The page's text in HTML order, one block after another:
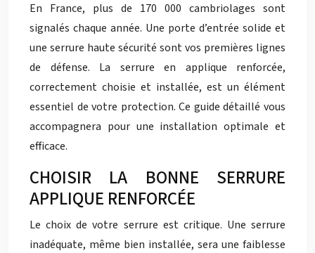
En France, plus de 170 000 cambriolages sont
signalés chaque année. Une porte d’entrée solide et
une serrure haute sécurité sont vos premières lignes
de défense. La serrure en applique renforcée,
correctement choisie et installée, est un élément
essentiel de votre protection. Ce guide détaillé vous
accompagnera pour une installation optimale et
efficace.
CHOISIR LA BONNE SERRURE
APPLIQUE RENFORCÉE
Le choix de votre serrure est critique. Une serrure
inadéquate, même bien installée, sera une faiblesse